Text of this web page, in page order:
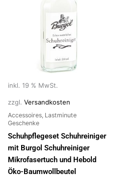
inkl. 19 % MwSt.
zzgl. Versandkosten
Accessoires, Lastminute
Geschenke
Schuhpflegeset Schuhreiniger
mit Burgol Schuhreiniger
Mikrofasertuch und Hebold
Öko-Baumwollbeutel